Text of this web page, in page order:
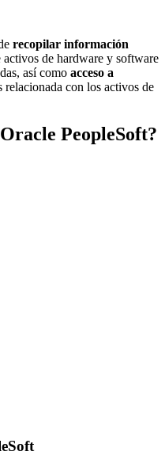
recopilar información
de hardware y software
así como acceso a
relacionada con los activos de
Oracle PeopleSoft?